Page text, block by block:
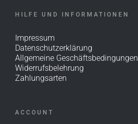
HILFE UND INFORMATIONEN
Impressum
Datenschutzerklärung
Allgemeine Geschäftsbedingungen
Widerrufsbelehrung
Zahlungsarten
ACCOUNT